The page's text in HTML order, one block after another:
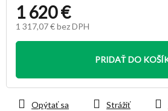
1 620 €
1 317,07 € bez DPH
Jednotková
PRIDAŤ DO
Opýtať sa Strážiť